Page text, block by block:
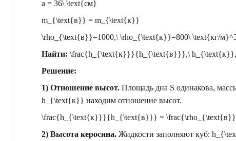
a = 36\ \text{см}
m_{\text{в}} = m_{\text{к}}
\rho_{\text{в}}=1000,\ \rho_{\text{к}}=800\ \text{кг/
Найти: \frac{h_{\text{к}}}{h_{\text{в}}},\
Решение:
1) Отношение высот. Площадь дна S одинакова,
h_{\text{к}} находим отношение высот.
\frac{h_{\text{к}}}{h_{\text{в}}} =
2) Высота керосина. Жидкости заполняют куб: